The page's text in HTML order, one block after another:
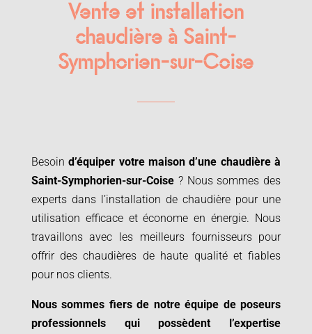
Vente et installation
chaudière à Saint-
Symphorien-sur-Coise
Besoind’équiper votre maison d’une chaudière à
Saint-Symphorien-sur-Coise ? Nous sommes des
experts dans l’installation de chaudière pour une
utilisation efficace et économe en énergie. Nous
travaillons avec les meilleurs fournisseurs pour
offrir des chaudières de haute qualité et fiables
pour nos clients.
Nous sommes fiers de notre équipe de poseurs
professionnels qui possèdent l’expertise